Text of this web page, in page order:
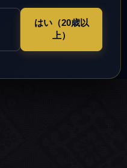
はい（20歳以
上）